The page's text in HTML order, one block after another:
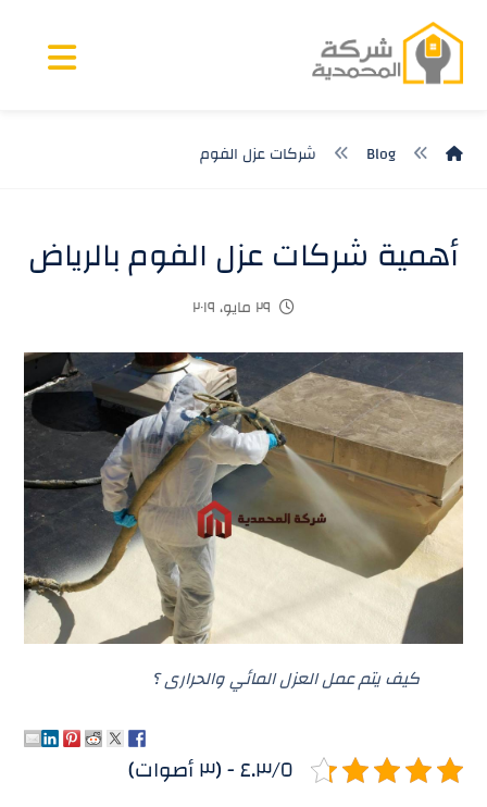
Blog شركات عزل الفوم
أهمية شركات عزل الفوم بالرياض
٢٩ مايو، ٢٠١٩
كيف يتم عمل العزل المائي والحرارى ؟
٤.٣/٥ - (٣ أصوات)